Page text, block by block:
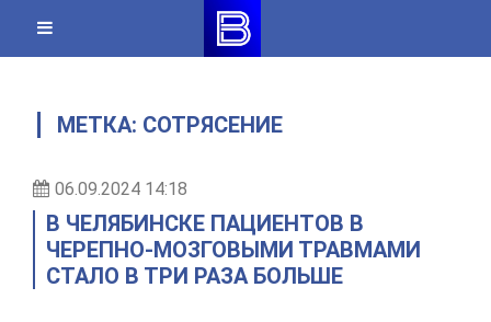
content
МЕТКА: СОТРЯСЕНИЕ
06.09.2024 14:18
В ЧЕЛЯБИНСКЕ ПАЦИЕНТОВ В
ЧЕРЕПНО-МОЗГОВЫМИ ТРАВМАМИ
СТАЛО В ТРИ РАЗА БОЛЬШЕ